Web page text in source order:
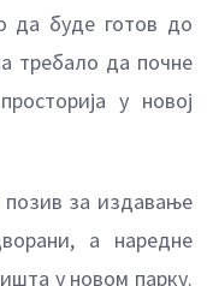
да буде готов до
требало да почне
у новој
позив за издавање
а наредне
у новом парку.